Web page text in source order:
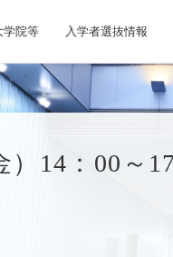
学院等 入学者選抜情報
）14：00～